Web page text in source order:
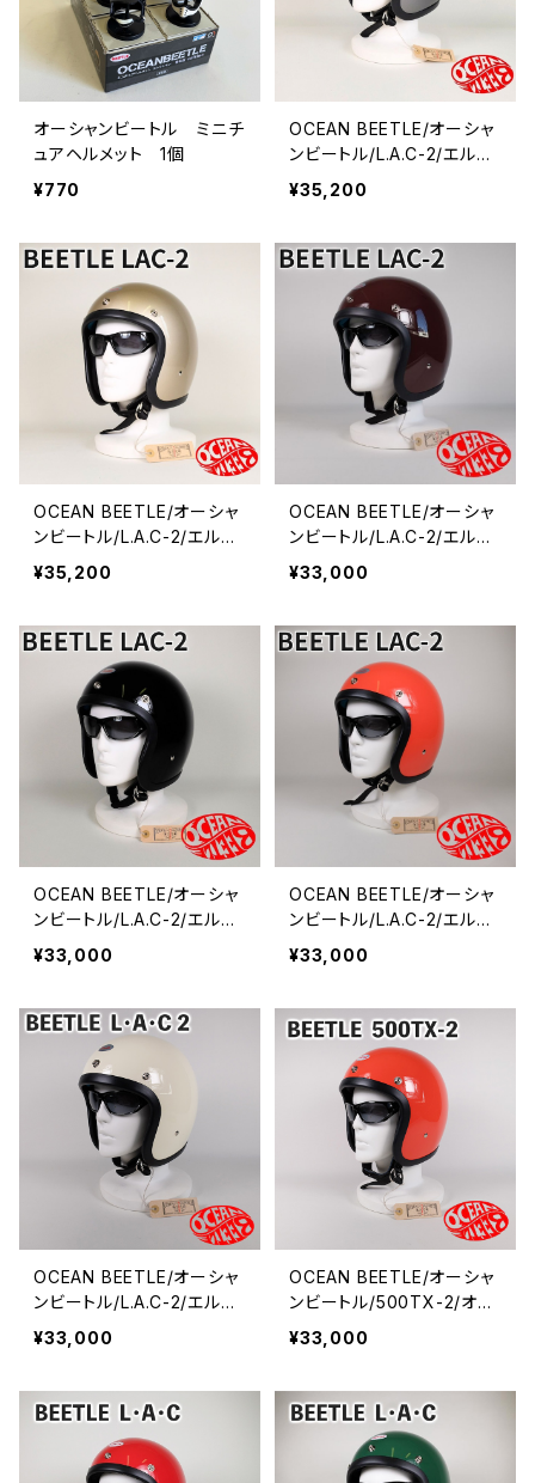
オーシャンビートル ミニチ
ュアヘルメット 1個
¥770
OCEAN BEETLE/オーシャ
ンビートル/L.A.C-2/エルエ
ーシー2/スペースグレイ/S
pace Gray/ビートル/ヘル
ェッペル/チョッパーヘルメッ
¥35,200
OCEAN BEETLE/オーシャ
ンビートル/L.A.C-2/エルエ
ーシー2/シャンパンゴール
ド/Champagne Gold/ビ
ヘルメット/ジェッペル/チョ
ッパーヘルメット
¥35,200
OCEAN BEETLE/オーシャ
ンビートル/L.A.C-2/エルエ
ーシー2/マルーン/ビート
ル/ヘルメット/ジェットヘル
ーヘルメット
¥33,000
OCEAN BEETLE/オーシャ
ンビートル/L.A.C-2/エルエ
ーシー2/ブラック/ビートル/
ヘルメット/ジェットヘルメッ
ルメット
¥33,000
OCEAN BEETLE/オーシャ
ンビートル/L.A.C-2/エルエ
ーシー2/オレンジ/ビートル/
ヘルメット/ジェットヘルメッ
ルメット
¥33,000
OCEAN BEETLE/オーシャ
ンビートル/L.A.C-2/エルエ
ーシー2/アイボリー/ビート
ル/ヘルメット/ジェットヘル
ーヘルメット
¥33,000
OCEAN BEETLE/オーシャ
ンビートル/500TX-2/オレ
ンジ/ビートル/ヘルメット/
ジェットヘルメット/ジェッペ
¥33,000